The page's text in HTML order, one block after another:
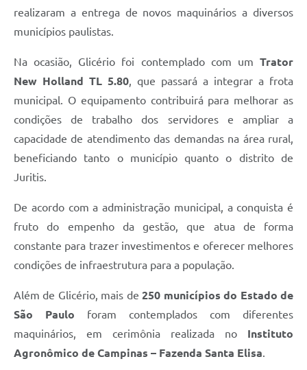
realizaram a entrega de novos maquinários a diversos
municípios paulistas.
Na ocasião, Glicério foi contemplado com um Trator
New Holland TL 5.80 , que passará a integrar a frota
municipal. O equipamento contribuirá para melhorar as
condições de trabalho dos servidores e ampliar a
capacidade de atendimento das demandas na área rural,
beneficiando tanto o município quanto o distrito de
Juritis.
De acordo com a administração municipal, a conquista é
fruto do empenho da gestão, que atua de forma
constante para trazer investimentos e oferecer melhores
condições de infraestrutura para a população.
Além de Glicério, mais de250 municípios do Estado de
São Paulo foram contemplados com diferentes
maquinários, em cerimônia realizada no Instituto
Agronômico de Campinas – Fazenda Santa Elisa